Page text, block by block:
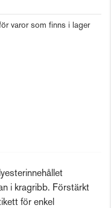
varor som finns i lager
i kragribb. Förstärkt
för enkel